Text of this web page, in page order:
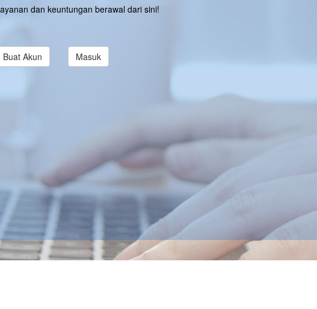
dan keuntungan berawal dari sini!
Buat Akun Masuk